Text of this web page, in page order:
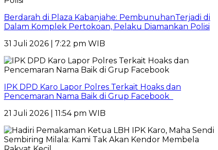
Berdarah di Plaza Kabanjahe: PembunuhanTerjadi di
Dalam Komplek Pertokoan, Pelaku Diamankan Polisi
31 Juli 2026 | 7:22 pm WIB
IPK DPD Karo Lapor Polres Terkait Hoaks dan
Pencemaran Nama Baik di Grup Facebook
21 Juli 2026 | 11:54 pm WIB